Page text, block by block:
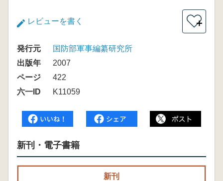
レビューを書く ＋
発行元
国防部軍事編纂研究所
出版年
2007
ページ
422
六一ID
K11059
新刊・電子書籍
新刊